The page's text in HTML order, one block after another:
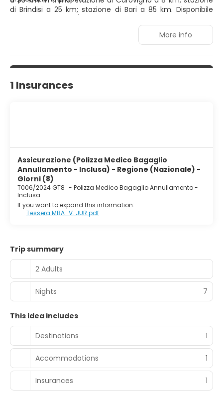
di Brindisi a 25 km; stazione di Bari a 85 km. Disponibile
More info
1 Insurances
Assicurazione (Polizza Medico Bagaglio
Annullamento - Inclusa) - Regione (Nazionale) -
Giorni (8)
T006/2024 GT8 - Polizza Medico Bagaglio Annullamento -
Inclusa
If you want to expand this information:
Tessera MBA_V. JUR.pdf
Trip summary
2 Adults
Nights 7
This idea includes
Destinations
1
Accommodations 1
Insurances 1